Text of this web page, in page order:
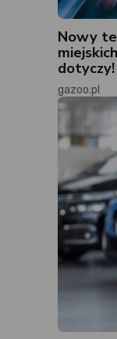
Nowy
dotyczy!
gazoo.pl